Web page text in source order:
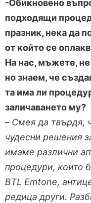
-Обикновено
подходящи
празник, нека да
от който се
На нас, мъжете,
но знаем, че
та има ли
заличаването му?
– Смея да твърдя,
чудесни решения
имаме различни
процедури, които
BTL Emtone,
редица други.